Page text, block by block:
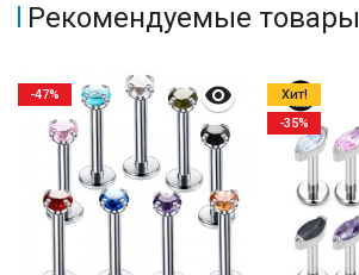
Рекомендуемые товары
-47%
Хит!
-35%